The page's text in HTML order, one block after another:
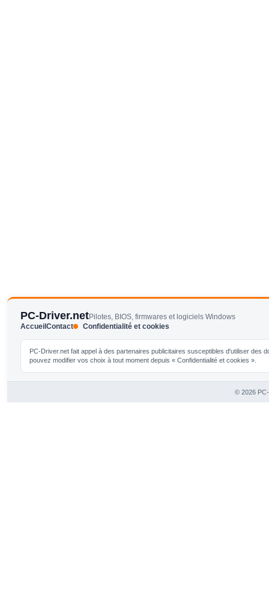
PC-Driver.netPilotes, BIOS, firmwares et logiciels Windows
AccueilContact Confidentialité et cookies
PC-Driver.net fait appel à des partenaires publicitaires susceptibles d'utiliser
pouvez modifier vos choix à tout moment depuis « Confidentialité et cookies ».
© 2026